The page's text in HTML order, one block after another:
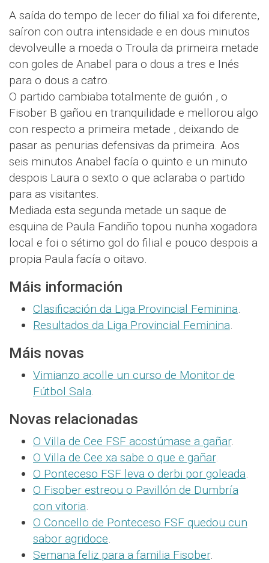
A saída do tempo de lecer do filial xa foi diferente,
saíron con outra intensidade e en dous minutos
devolveulle a moeda o Troula da primeira metade
con goles de Anabel para o dous a tres e Inés
para o dous a catro.
O partido cambiaba totalmente de guión , o
Fisober B gañou en tranquilidade e mellorou algo
con respecto a primeira metade , deixando de
pasar as penurias defensivas da primeira. Aos
seis minutos Anabel facía o quinto e un minuto
despois Laura o sexto o que aclaraba o partido
para as visitantes.
Mediada esta segunda metade un saque de
esquina de Paula Fandiño topou nunha xogadora
local e foi o sétimo gol do filial e pouco despois a
propia Paula facía o oitavo.
Máis información
Clasificación da Liga Provincial Feminina.
Resultados da Liga Provincial Feminina.
Máis novas
Vimianzo acolle un curso de Monitor de
Fútbol Sala.
Novas relacionadas
O Villa de Cee FSF acostúmase a gañar.
O Villa de Cee xa sabe o que e gañar.
O Ponteceso FSF leva o derbi por goleada.
O Fisober estreou o Pavillón de Dumbría
con vitoria.
O Concello de Ponteceso FSF quedou cun
sabor agridoce.
Semana feliz para a familia Fisober.